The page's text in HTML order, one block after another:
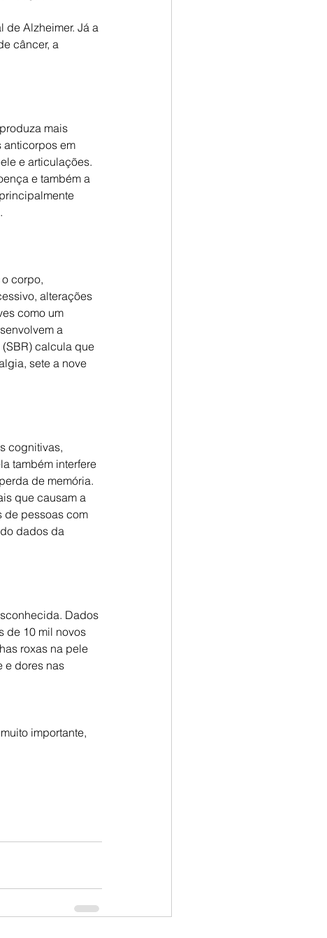
de Alzheimer. Já a
câncer, a
mais
anticorpos em
e articulações.
e também a
corpo,
alterações
como um
a
calcula que
sete a nove
cognitivas,
também interfere
de memória.
que causam a
de pessoas com
dados da
Dados
de 10 mil novos
roxas na pele
e dores nas
importante,